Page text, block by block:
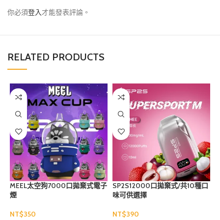
你必須登入才能發表評論。
RELATED PRODUCTS
MEEL太空狗7000口拋棄式電子
煙
NT$
SP2S12000口拋棄式/共10種口
味可供選擇
NT$